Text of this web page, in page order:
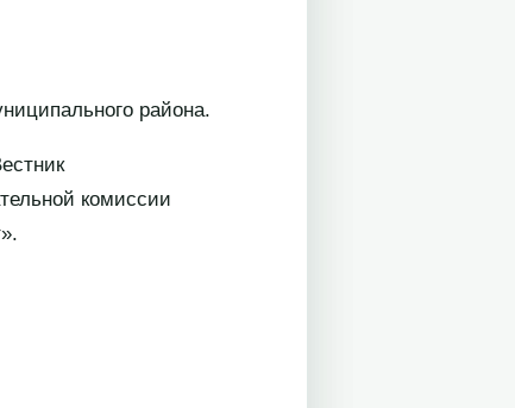
района.
комиссии